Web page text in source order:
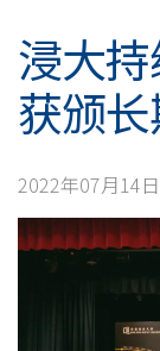
教
育
学
院
浸大
获颁
2022年07月14日